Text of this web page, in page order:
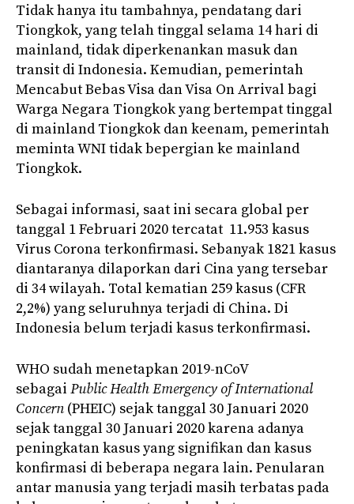
Tidak hanya itu tambahnya, pendatang dari
Tiongkok, yang telah tinggal selama 14 hari di
mainland, tidak diperkenankan masuk dan
transit di Indonesia. Kemudian, pemerintah
Mencabut Bebas Visa dan Visa On Arrival bagi
Warga Negara Tiongkok yang bertempat tinggal
di mainland Tiongkok dan keenam, pemerintah
meminta WNI tidak bepergian ke mainland
Tiongkok.
Sebagai informasi, saat ini secara global per
tanggal 1 Februari 2020 tercatat 11.953 kasus
Virus Corona terkonfirmasi. Sebanyak 1821 kasus
diantaranya dilaporkan dari Cina yang tersebar
di 34 wilayah. Total kematian 259 kasus (CFR
2,2%) yang seluruhnya terjadi di China. Di
Indonesia belum terjadi kasus terkonfirmasi.
WHO sudah menetapkan 2019-nCoV
sebagai Public Health Emergency of International
Concern (PHEIC) sejak tanggal 30 Januari 2020
sejak tanggal 30 Januari 2020 karena adanya
peningkatan kasus yang signifikan dan kasus
konfirmasi di beberapa negara lain. Penularan
antar manusia yang terjadi masih terbatas pada